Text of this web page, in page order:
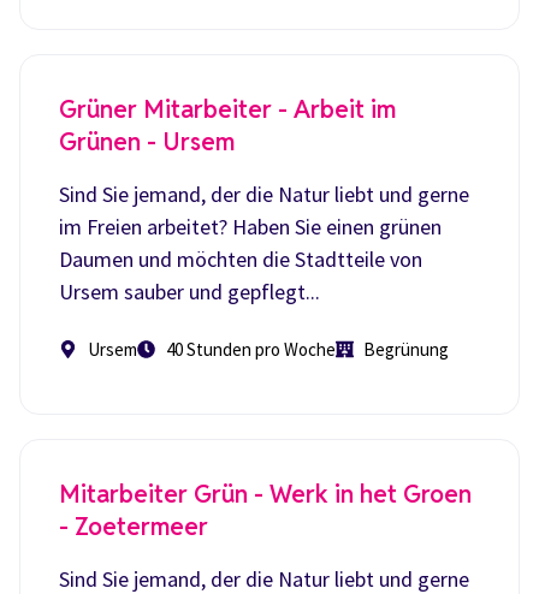
Grüner Mitarbeiter - Arbeit im
Grünen - Ursem
Sind Sie jemand, der die Natur liebt und gerne
im Freien arbeitet? Haben Sie einen grünen
Daumen und möchten die Stadtteile von
Ursem sauber und gepflegt...
Ursem 40 Stunden pro Woche Begrünung
Mitarbeiter Grün - Werk in het Groen
- Zoetermeer
Sind Sie jemand, der die Natur liebt und gerne